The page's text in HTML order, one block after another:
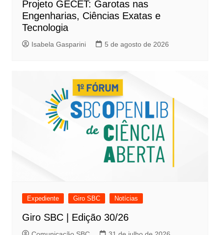
Projeto GECET: Garotas nas
Engenharias, Ciências Exatas e
Tecnologia
Isabela Gasparini 5 de agosto de 2026
Expediente Giro SBC Notícias
Giro SBC | Edição 30/26